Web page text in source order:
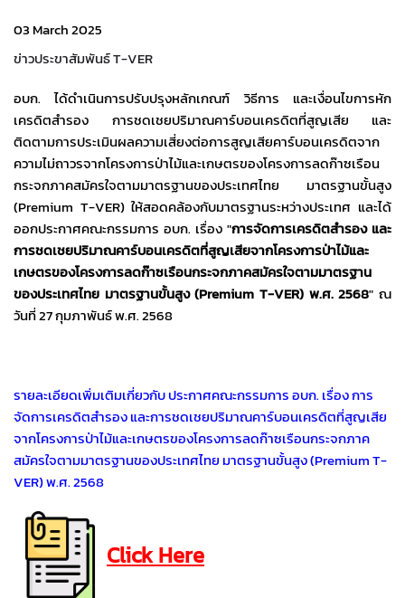
03 March 2025
ข่าวประขาสัมพันธ์ T-VER
อบก. ได้ดำเนินการปรับปรุงหลักเกณฑ์ วิธีการ และเงื่อนไขการหัก
เครดิตสำรอง การชดเชยปริมาณคาร์บอนเครดิตที่สูญเสีย และ
ติดตามการประเมินผลความเสี่ยงต่อการสูญเสียคาร์บอนเครดิตจาก
ความไม่ถาวรจากโครงการป่าไม้และเกษตรของโครงการลดก๊าซเรือน
กระจกภาคสมัครใจตามมาตรฐานของประเทศไทย มาตรฐานขั้นสูง
(Premium T-VER) ให้สอดคล้องกับมาตรฐานระหว่างประเทศ และได้
ออกประกาศคณะกรรมการ อบก. เรื่อง "การจัดการเครดิตสำรอง และ
การชดเชยปริมาณคาร์บอนเครดิตที่สูญเสียจากโครงการป่าไม้และ
เกษตรของโครงการลดก๊าซเรือนกระจกภาคสมัครใจตามมาตรฐาน
ของประเทศไทย มาตรฐานขั้นสูง (Premium T-VER) พ.ศ. 2568" ณ
วันที่ 27 กุมภาพันธ์ พ.ศ. 2568
รายละเอียดเพิ่มเติมเกี่ยวกับ ประกาศคณะกรรมการ อบก. เรื่อง การ
จัดการเครดิตสำรอง และการชดเชยปริมาณคาร์บอนเครดิตที่สูญเสีย
จากโครงการป่าไม้และเกษตรของโครงการลดก๊าซเรือนกระจกภาค
สมัครใจตามมาตรฐานของประเทศไทย มาตรฐานขั้นสูง (Premium T-
VER) พ.ศ. 2568
Click Here